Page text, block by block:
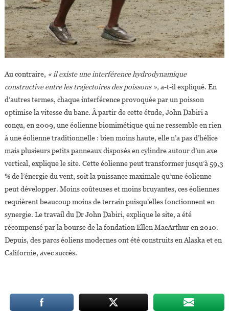
Au contraire, « il existe une interférence hydrodynamique
constructive entre les trajectoires des poissons », a-t-il expliqué. En
d’autres termes, chaque interférence provoquée par un poisson
optimise la vitesse du banc. À partir de cette étude, John Dabiri a
conçu, en 2009, une éolienne biomimétique qui ne ressemble en rien
à une éolienne traditionnelle : bien moins haute, elle n’a pas d’hélice
mais plusieurs petits panneaux disposés en cylindre autour d’un axe
vertical, explique le site. Cette éolienne peut transformer jusqu’à 59,3
% de l’énergie du vent, soit la puissance maximale qu’une éolienne
peut développer. Moins coûteuses et moins bruyantes, ces éoliennes
requièrent beaucoup moins de terrain puisqu’elles fonctionnent en
synergie. Le travail du Dr John Dabiri, explique le site, a été
récompensé par la bourse de la fondation Ellen MacArthur en 2010.
Depuis, des parcs éoliens modernes ont été construits en Alaska et en
Californie, avec succès.